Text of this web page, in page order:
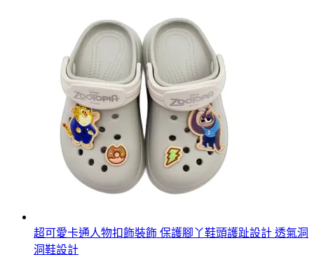
超可愛卡通人物扣飾裝飾 保護腳丫鞋頭護趾設計 透氣洞
洞鞋設計